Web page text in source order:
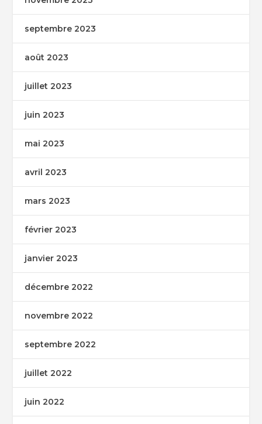
septembre 2023
août 2023
juillet 2023
juin 2023
mai 2023
avril 2023
mars 2023
février 2023
janvier 2023
décembre 2022
novembre 2022
septembre 2022
juillet 2022
juin 2022